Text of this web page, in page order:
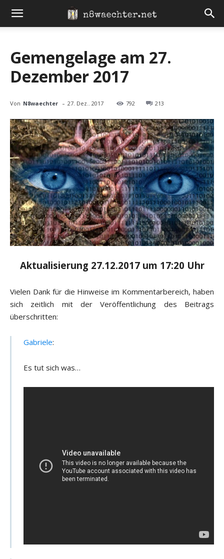
Gemengelage am 27.
Dezember 2017
Von N8waechter - 27. Dez.. 2017 792 213
Aktualisierung 27.12.2017 um 17:20 Uhr
Vielen Dank für die Hinweise im Kommentarbereich, haben
sich zeitlich mit der Veröffentlichung des Beitrags
überschritten:
Gabriele:
Es tut sich was…